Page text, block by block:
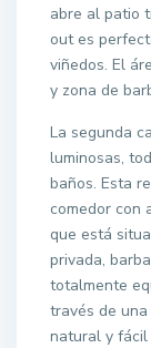
abre al patio
out es
viñedos. El
y zona de
La segunda
luminosas,
baños. Esta
comedor con
que está
privada,
totalmente
través de
natural y fácil